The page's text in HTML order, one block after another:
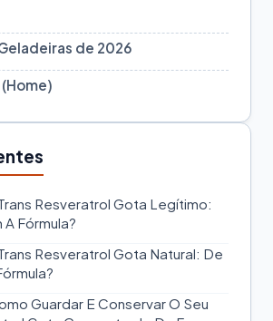
de 2026
Resveratrol Gota Legítimo:
Fórmula?
Resveratrol Gota Natural: De
Guardar E Conservar O Seu